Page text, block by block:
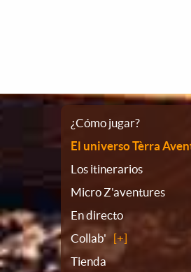
Plano
del
sitio
¿Cómo jugar?
El universo Tèrra
Los itinerarios
Micro Z'aventures
En directo
Collab'
Tienda